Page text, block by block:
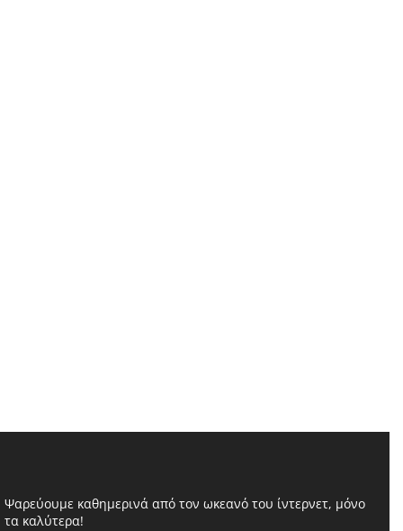
Ψαρεύουμε καθημερινά από τον ωκεανό του ίντερνετ, μόνο
τα καλύτερα!